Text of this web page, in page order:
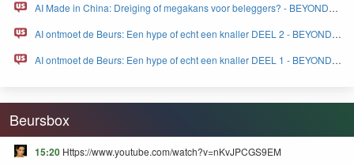
AI Made in China: Dreiging of megakans voor beleggers? - BEYOND
AI ontmoet de Beurs: Een hype of echt een knaller DEEL 2 - BEYOND
AI ontmoet de Beurs: Een hype of echt een knaller DEEL 1 - BEYOND
Beursbox
15:20 Https://www.youtube.com/watch?v=nKvJPCGS9EM